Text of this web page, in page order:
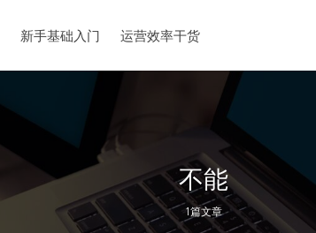
新手基础入门 运营效率干货
不能
1篇文章